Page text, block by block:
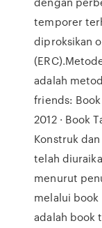
temporer
diproksikan
adalah
friends:
2012 · Book
Konstruk
telah
menurut
melalui book
adalah book